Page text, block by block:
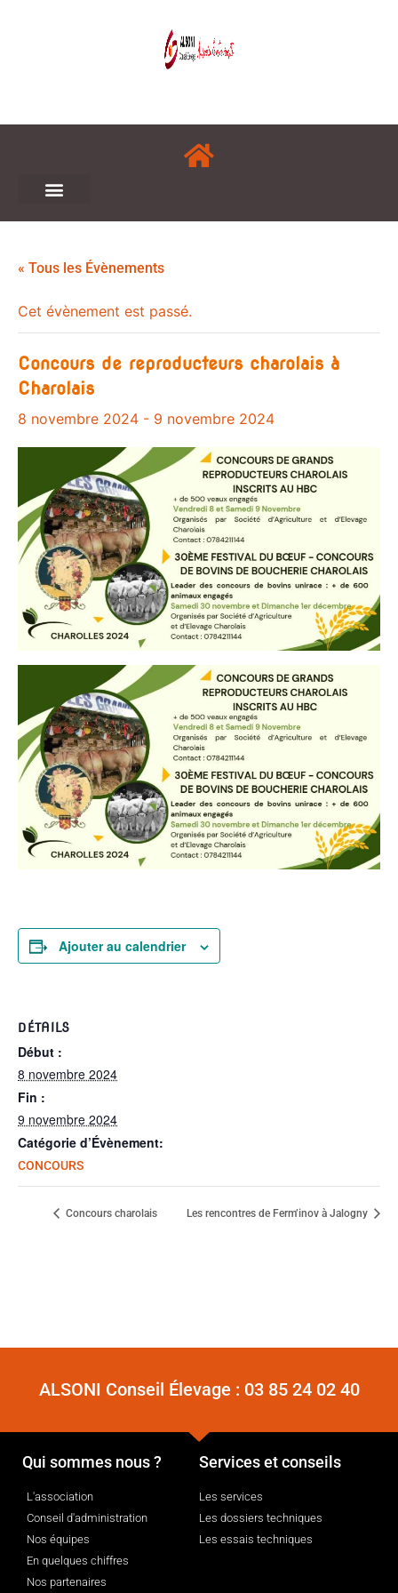
« Tous les Évènements
Cet évènement est passé.
Concours de reproducteurs charolais à
Charolais
8 novembre 2024 - 9 novembre 2024
Ajouter au calendrier
DÉTAILS
Début :
8 novembre 2024
Fin :
9 novembre 2024
Catégorie d’Évènement:
CONCOURS
Concours charolais Les rencontres de Ferm’inov à Jalogny
ALSONI Conseil Élevage : 03 85 24 02 40
Qui sommes nous ?
L'association
Conseil d'administration
Nos équipes
En quelques chiffres
Nos partenaires
Services et conseils
Les services
Les dossiers techniques
Les essais techniques